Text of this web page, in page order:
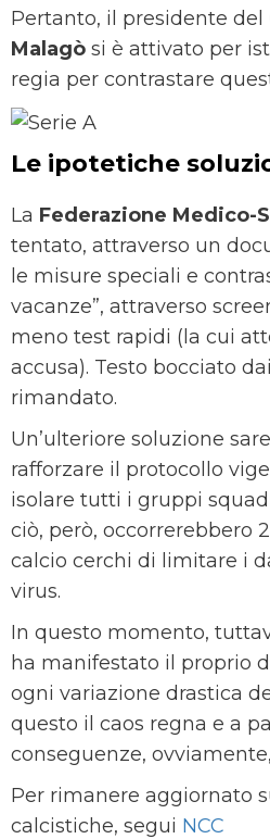
Pertanto, il presidente del
Malagò si è attivato per
regia per contrastare
Le ipotetiche
La Federazione Medico-
tentato, attraverso un
le misure speciali e
vacanze”, attraverso
meno test rapidi (la cui
accusa). Testo bocciato
rimandato.
Un’ulteriore soluzione
rafforzare il protocollo
isolare tutti i gruppi
ciò, però, occorrerebbero
calcio cerchi di limitare i
virus.
In questo momento,
ha manifestato il proprio
ogni variazione drastica
questo il caos regna e a
conseguenze,
Per rimanere aggiornato
calcistiche, segui NCC